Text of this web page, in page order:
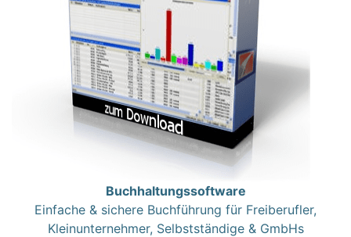
Buchhaltungssoftware
Einfache & sichere Buchführung für Freiberufler,
Kleinunternehmer, Selbstständige & GmbHs